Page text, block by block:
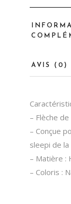
AVIS (0)
– Flèche
– Conçue
sleepi de
– Matière :
– Coloris :